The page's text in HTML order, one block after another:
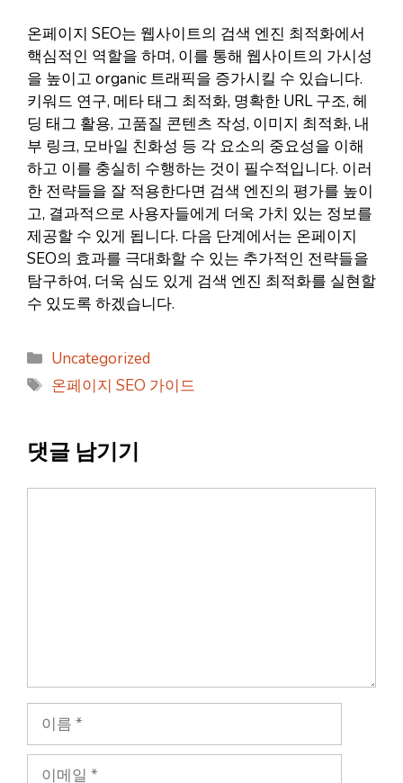
온페이지 SEO는 웹사이트의 검색 엔진 최적화에서
핵심적인 역할을 하며, 이를 통해 웹사이트의 가시성
을 높이고 organic 트래픽을 증가시킬 수 있습니다.
키워드 연구, 메타 태그 최적화, 명확한 URL 구조, 헤
딩 태그 활용, 고품질 콘텐츠 작성, 이미지 최적화, 내
부 링크, 모바일 친화성 등 각 요소의 중요성을 이해
하고 이를 충실히 수행하는 것이 필수적입니다. 이러
한 전략들을 잘 적용한다면 검색 엔진의 평가를 높이
고, 결과적으로 사용자들에게 더욱 가치 있는 정보를
제공할 수 있게 됩니다. 다음 단계에서는 온페이지
SEO의 효과를 극대화할 수 있는 추가적인 전략들을
탐구하여, 더욱 심도 있게 검색 엔진 최적화를 실현할
수 있도록 하겠습니다.
카
테
Uncategorized
태
온페이지 SEO 가이드
댓글 남기기